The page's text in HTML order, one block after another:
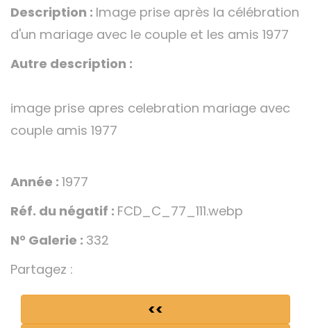
Description : Image prise après la célébration
d'un mariage avec le couple et les amis 1977
Autre description :
image prise apres celebration mariage avec
couple amis 1977
Année : 1977
Réf. du négatif : FCD_C_77_111.webp
N° Galerie : 332
Partagez :
<<